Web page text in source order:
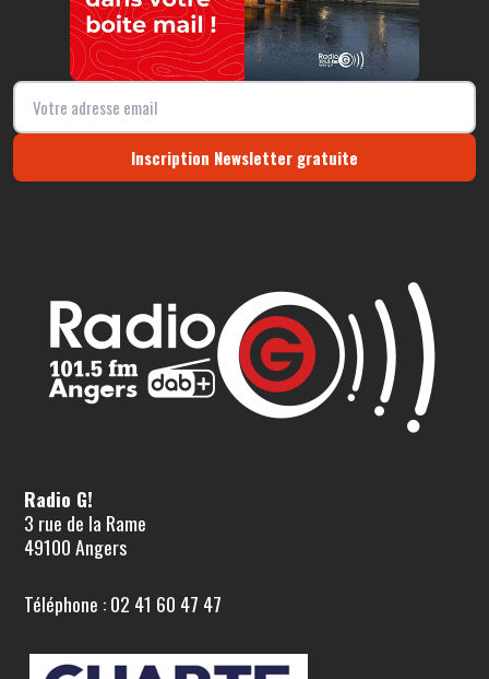
Inscription Newsletter gratuite
Radio G!
3 rue de la Rame
49100 Angers
Téléphone : 02 41 60 47 47